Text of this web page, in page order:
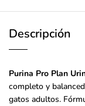
Descripción
Purina Pro Plan
completo y
gatos adultos.